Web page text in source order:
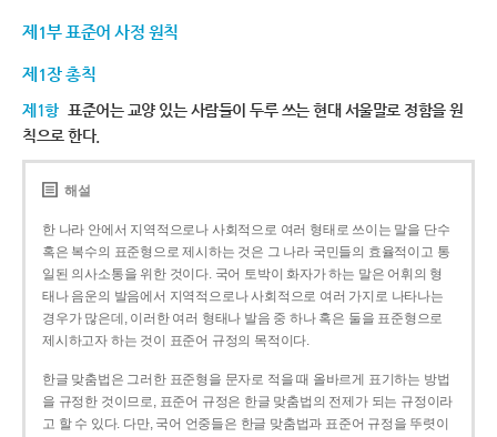
제1부 표준어 사정 원칙
제1장 총칙
제1항 표준어는 교양 있는 사람들이 두루 쓰는 현대 서울말로 정함을 원
칙으로 한다.
해설
한 나라 안에서 지역적으로나 사회적으로 여러 형태로 쓰이는 말을 단수
혹은 복수의 표준형으로 제시하는 것은 그 나라 국민들의 효율적이고 통
일된 의사소통을 위한 것이다. 국어 토박이 화자가 하는 말은 어휘의 형
태나 음운의 발음에서 지역적으로나 사회적으로 여러 가지로 나타나는
경우가 많은데, 이러한 여러 형태나 발음 중 하나 혹은 둘을 표준형으로
제시하고자 하는 것이 표준어 규정의 목적이다.
한글 맞춤법은 그러한 표준형을 문자로 적을 때 올바르게 표기하는 방법
을 규정한 것이므로, 표준어 규정은 한글 맞춤법의 전제가 되는 규정이라
고 할 수 있다. 다만, 국어 언중들은 한글 맞춤법과 표준어 규정을 뚜렷이